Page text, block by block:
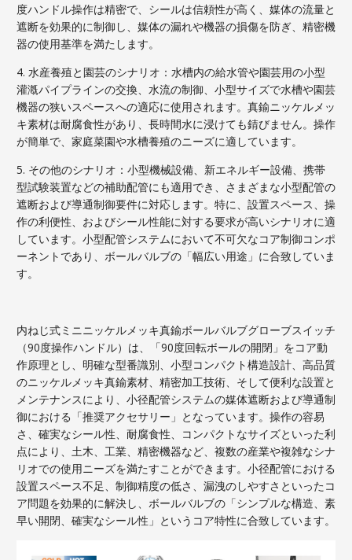
度ハンドル操作は精密で、シールは信頼性が高く、媒体の流量と
遮断を効果的に制御し、媒体の漏れや機器の損傷を防ぎ、精密機
器の使用基準を満たします。
4. 水産養殖と園芸のシナリオ：水槽内の給水管や園芸用の小型
灌漑パイプラインの交換、水流の制御、小型サイズで水槽や園芸
機器の狭いスペースへの適応に使用されます。真鍮ニッケルメッ
キ素材は耐腐食性があり、長時間水に浸けても錆びません。操作
が簡単で、家庭菜園や水槽養殖のニーズに適しています。
5. その他のシナリオ：小型機械設備、新エネルギー設備、携帯
型試験装置などの補助配管にも適用でき、さまざまな小型配管の
遮断および導通制御要件に対応します。特に、設置スペース、操
作の利便性、およびシール性能に対する要求が高いシナリオに適
しています。小型配管システムにおいて不可欠なコア制御コンポ
ーネントであり、ボールバルブの「幅広い用途」に合致していま
す。
内ねじ式ミニニッケルメッキ真鍮ボールバルブグローブスイッチ
（90度操作ハンドル）は、「90度回転ボールの開閉」をコア動
作原理とし、明確な型番識別、小型コンパクト構造設計、高品質
のニッケルメッキ真鍮素材、精密加工技術、そして便利な設置と
メンテナンスにより、小径配管システムの媒体遮断および導通制
御における「推奨アクセサリー」となっています。操作の容易
さ、確実なシール性、耐腐食性、コンパクトなサイズといった利
点により、土木、工業、精密機器など、複数の産業や複雑なシナ
リオでの使用ニーズを満たすことができます。小径配管における
設置スペース不足、制御精度の低さ、漏洩のしやすさといったコ
ア問題を効果的に解決し、ボールバルブの「シンプルな構造、素
早い開閉、確実なシール性」というコア特性に合致しています。